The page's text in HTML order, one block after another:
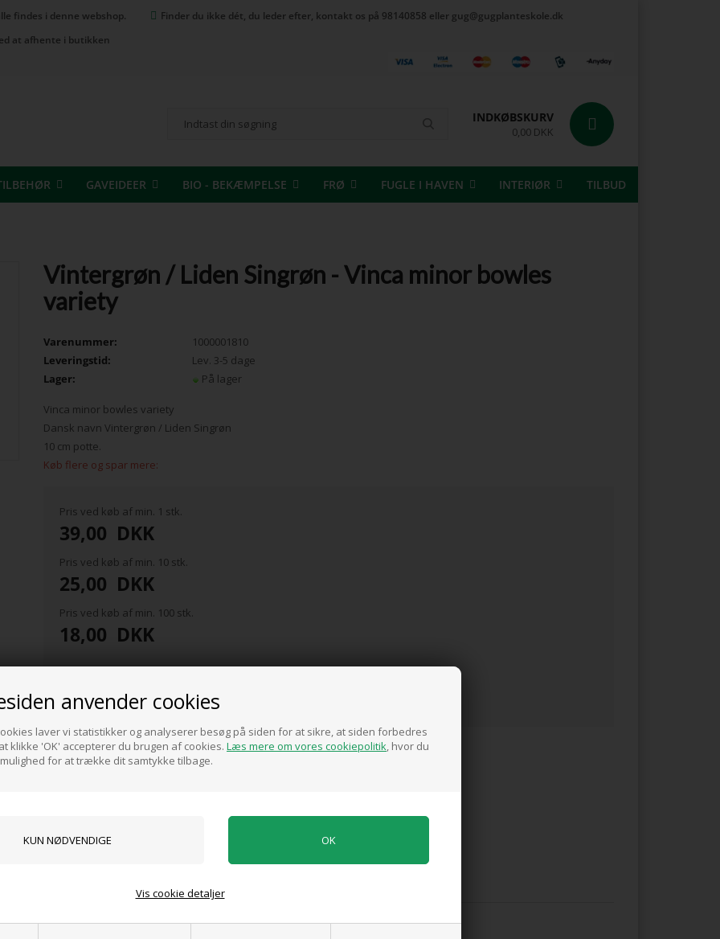
anvender cookies
laver vi statistikker og analyserer besøg på siden for at sikre, at siden forbedres
klikke 'OK' accepterer du brugen af cookies. Læs mere om vores cookiepolitik , hvor du
for at trække dit samtykke tilbage.
Vis cookie detaljer
findes i denne webshop.
Finder du ikke dét, du leder efter, kontakt os på 98140858 eller gug@gugplanteskole.dk
at afhente i butikken
INDKØBSKURV
0,00 DKK
GAVEIDEER BIO - BEKÆMPELSE FRØ FUGLE I HAVEN INTERIØR TILBUD
Vintergrøn / Liden Singrøn - Vinca minor bowles
variety
Varenummer:
1000001810
Leveringstid:
Lev. 3-5 dage
Lager:
På lager
Vinca minor bowles variety
Dansk navn Vintergrøn / Liden Singrøn
10 cm potte.
Køb flere og spar mere:
Pris ved køb af min. 1 stk.
39,00 DKK
Pris ved køb af min. 10 stk.
25,00 DKK
Pris ved køb af min. 100 stk.
18,00 DKK
0 anmeldelser
maj-juni Bliver op til 15 cm høj Sol-skygge Vintergrøn.
er du også interesseret i følgende produkter